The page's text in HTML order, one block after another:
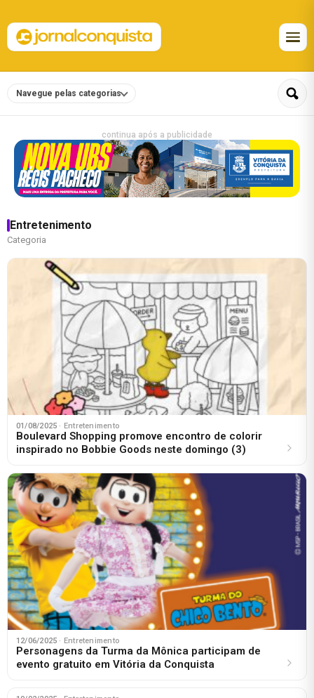
Navegue pelas categorias
continua após a publicidade
Entretenimento
Categoria
01/08/2025 · Entretenimento
Boulevard Shopping promove encontro de colorir
inspirado no Bobbie Goods neste domingo (3)
12/06/2025 · Entretenimento
Personagens da Turma da Mônica participam de
evento gratuito em Vitória da Conquista